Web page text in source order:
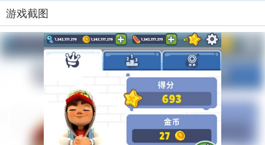
游戏截图